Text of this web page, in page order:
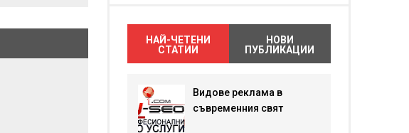
НАЙ-ЧЕТЕНИ
СТАТИИ
НОВИ
ПУБЛИКАЦИИ
Видове реклама в
съвременния свят